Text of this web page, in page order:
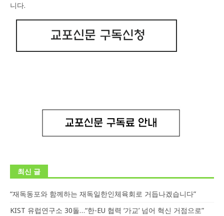
니다.
최신 글
“재독동포와 함께하는 재독일한인체육회로 거듭나겠습니다”
KIST 유럽연구소 30돌…“한-EU 협력 ‘가교’ 넘어 혁신 거점으로”